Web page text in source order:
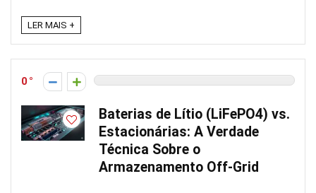
LER MAIS +
0
Baterias de Lítio (LiFePO4) vs.
Estacionárias: A Verdade
Técnica Sobre o
Armazenamento Off-Grid